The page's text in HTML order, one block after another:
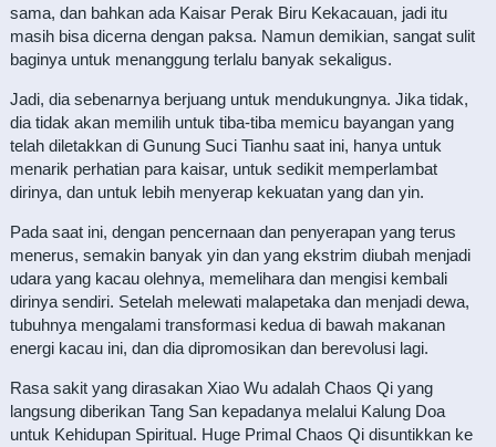
sama, dan bahkan ada Kaisar Perak Biru Kekacauan, jadi itu
masih bisa dicerna dengan paksa. Namun demikian, sangat sulit
baginya untuk menanggung terlalu banyak sekaligus.
Jadi, dia sebenarnya berjuang untuk mendukungnya. Jika tidak,
dia tidak akan memilih untuk tiba-tiba memicu bayangan yang
telah diletakkan di Gunung Suci Tianhu saat ini, hanya untuk
menarik perhatian para kaisar, untuk sedikit memperlambat
dirinya, dan untuk lebih menyerap kekuatan yang dan yin.
Pada saat ini, dengan pencernaan dan penyerapan yang terus
menerus, semakin banyak yin dan yang ekstrim diubah menjadi
udara yang kacau olehnya, memelihara dan mengisi kembali
dirinya sendiri. Setelah melewati malapetaka dan menjadi dewa,
tubuhnya mengalami transformasi kedua di bawah makanan
energi kacau ini, dan dia dipromosikan dan berevolusi lagi.
Rasa sakit yang dirasakan Xiao Wu adalah Chaos Qi yang
langsung diberikan Tang San kepadanya melalui Kalung Doa
untuk Kehidupan Spiritual. Huge Primal Chaos Qi disuntikkan ke